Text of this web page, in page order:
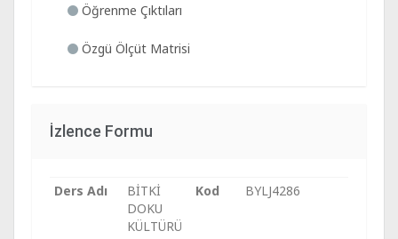
Öğrenme Çıktıları
Özgü Ölçüt Matrisi
İzlence Formu
Ders Adı
BİTKİ
DOKU
KÜLTÜRÜ
Kod BYLJ4286